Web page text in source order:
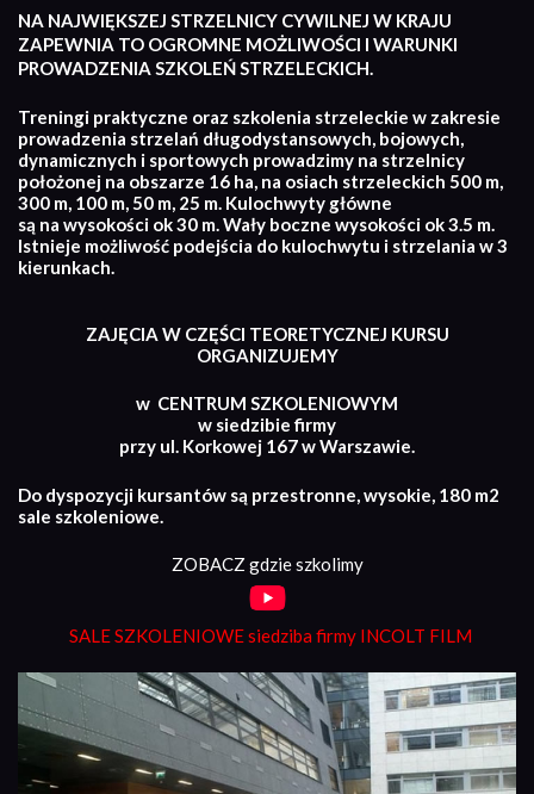
NA NAJWIĘKSZEJ STRZELNICY CYWILNEJ W KRAJU
ZAPEWNIA TO OGROMNE MOŻLIWOŚCI I WARUNKI
PROWADZENIA SZKOLEŃ STRZELECKICH.
Treningi praktyczne oraz szkolenia strzeleckie w zakresie
prowadzenia strzelań długodystansowych, bojowych,
dynamicznych i sportowych prowadzimy na strzelnicy
położonej na obszarze 16 ha, na osiach strzeleckich 500 m,
300 m, 100 m, 50 m, 25 m. Kulochwyty główne
są na wysokości ok 30 m. Wały boczne wysokości ok 3.5 m.
Istnieje możliwość podejścia do kulochwytu i strzelania w 3
kierunkach.
ZAJĘCIA W CZĘŚCI TEORETYCZNEJ KURSU
ORGANIZUJEMY
w CENTRUM SZKOLENIOWYM
w siedzibie firmy
przy ul. Korkowej 167 w Warszawie.
Do dyspozycji kursantów są przestronne, wysokie, 180 m2
sale szkoleniowe.
ZOBACZ gdzie szkolimy
SALE SZKOLENIOWE siedziba firmy INCOLT FILM